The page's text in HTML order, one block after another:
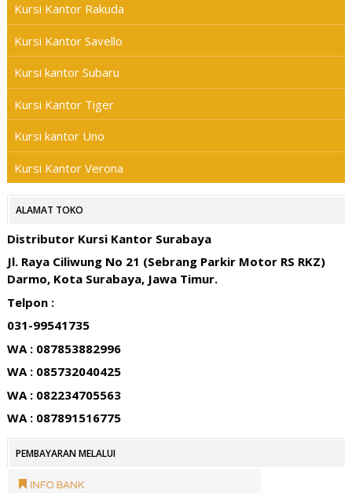
Kursi Kantor Rakuda
Kursi Kantor Savello
Kursi kantor Subaru
Kursi Kantor Tiger
Kursi kantor Uno
Kursi Kantor Verona
ALAMAT TOKO
Distributor Kursi Kantor Surabaya
Jl. Raya Ciliwung No 21 (Sebrang Parkir Motor RS RKZ)
Darmo, Kota Surabaya, Jawa Timur.
Telpon :
031-99541735
WA : 087853882996
WA : 085732040425
WA : 082234705563
WA : 087891516775
PEMBAYARAN MELALUI